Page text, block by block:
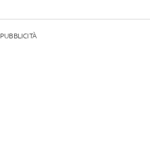
PUBBLICITÀ